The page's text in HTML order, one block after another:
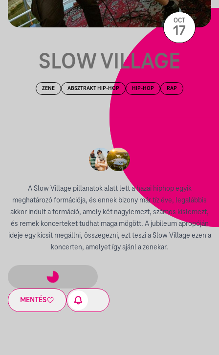
SLOW VILLAGE
ZENE ABSZTRAKT HIP-HOP HIP-HOP RAP
A Slow Village pillanatok alatt lett a hazai hiphop egyik
meghatározó formációja, és ennek bizony már tíz éve, legalábbis
akkor indult a formáció, amely két nagylemezt, számos kislemezt,
és remek koncerteket tudhat maga mögött. A jubileum apropóján
ideje egy kicsit megállni, összegezni, ezt teszi a Slow Village ezen a
koncerten, amelyet így ajánl a zenekar.
MENTÉS
OCT
17